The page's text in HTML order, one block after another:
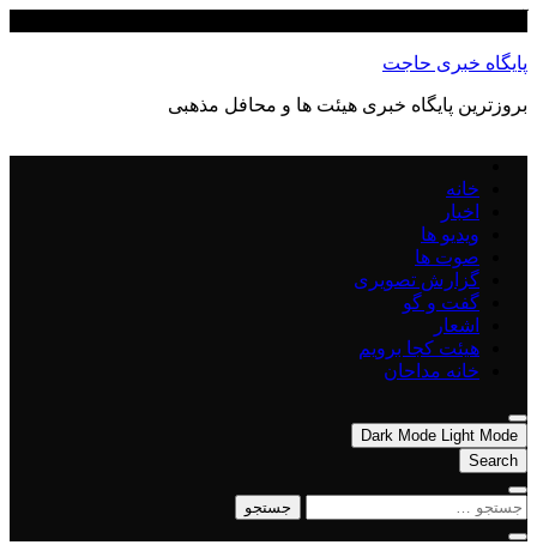
content
پایگاه خبری حاجت
بروزترین پایگاه‌ خبری هیئت ها و محافل مذهبی
خانه
اخبار
ویدیو ها
صوت ها
گزارش تصویری
گفت و گو
اشعار
هیئت کجا برویم
خانه مداحان
Dark Mode Light Mode
Search
جستجو